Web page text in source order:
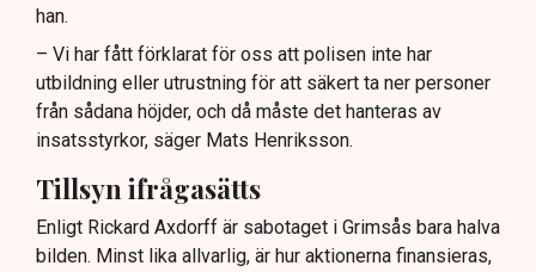
han.
– Vi har fått förklarat för oss att polisen inte har
utbildning eller utrustning för att säkert ta ner personer
från sådana höjder, och då måste det hanteras av
insatsstyrkor, säger Mats Henriksson.
Tillsyn ifrågasätts
Enligt Rickard Axdorff är sabotaget i Grimsås bara halva
bilden. Minst lika allvarlig, är hur aktionerna finansieras,